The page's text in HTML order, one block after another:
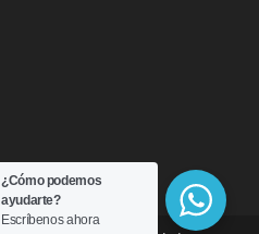
¿Cómo podemos
ayudarte?
Escríbenos ahora